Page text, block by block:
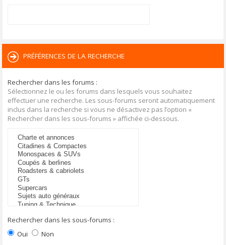
PRÉFÉRENCES DE LA RECHERCHE
Rechercher dans les forums :
Sélectionnez le ou les forums dans lesquels vous souhaitez
effectuer une recherche. Les sous-forums seront automatiquement
inclus dans la recherche si vous ne désactivez pas l’option «
Rechercher dans les sous-forums » affichée ci-dessous.
Rechercher dans les sous-forums :
Oui
Non